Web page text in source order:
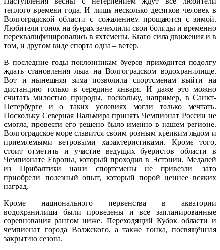
теплого времени года. И лишь несколько десятков человек в
Волгоградской области с сожалением прощаются с зимой.
Любители гонок на буерах зачехлили свои болиды и временно
переквалифицировались в яхтсмены. Благо сила движения и в
том, и другом виде спорта одна – ветер.
В последние годы поклонникам буеров приходится подолгу
ждать становления льда на Волгоградском водохранилище.
Вот и нынешняя зима позволила спортсменам выйти на
дистанцию только в середине января. И даже это можно
считать милостью природы, поскольку, например, в Санкт-
Петербурге и о таких условиях могли только мечтать.
Поскольку Северная Пальмира принять Чемпионат России не
смогла, провести его решено было именно в нашем регионе.
Волгоградское море славится своим ровным крепким льдом и
приемлемыми ветровыми характеристиками. Кроме того,
стоит отметить и участие ведущих буеристов области в
Чемпионате Европы, который проходил в Эстонии. Медалей
из Прибалтики наши спортсмены не привезли, зато
приобрели полезный опыт, который порой ценнее всяких
наград.
Кроме национального первенства в акватории
водохранилища были проведены и все запланированные
соревнования рангом ниже. Переходящий Кубок области и
чемпионат города Волжского, а также гонка, посвящённая
закрытию сезона.